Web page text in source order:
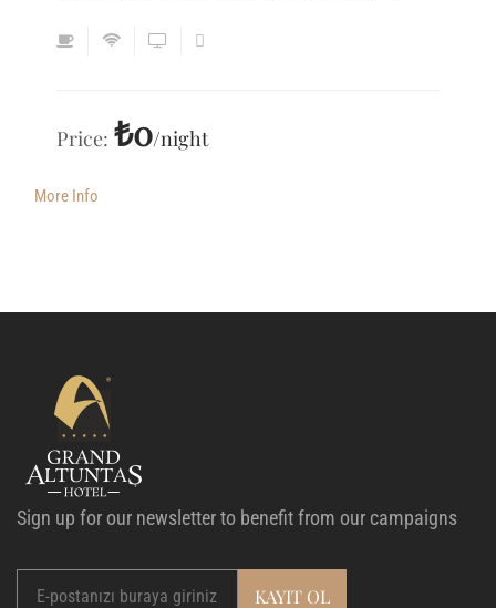
Price: ₺0 night
More Info
Sign up for our newsletter to benefit from our campaigns